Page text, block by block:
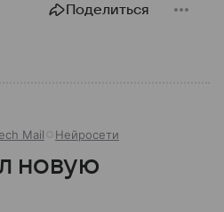
Поделиться
Mail Нейросети
новую